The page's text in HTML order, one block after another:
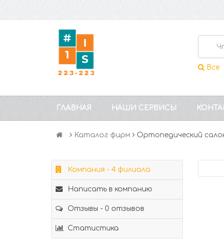
Все
ГЛАВНАЯ НАШИ СЕРВИСЫ
Каталог фирм Ортопедический
Компания - 4 филиала
Написать в компанию
Отзывы - 0 отзывов
Статистика